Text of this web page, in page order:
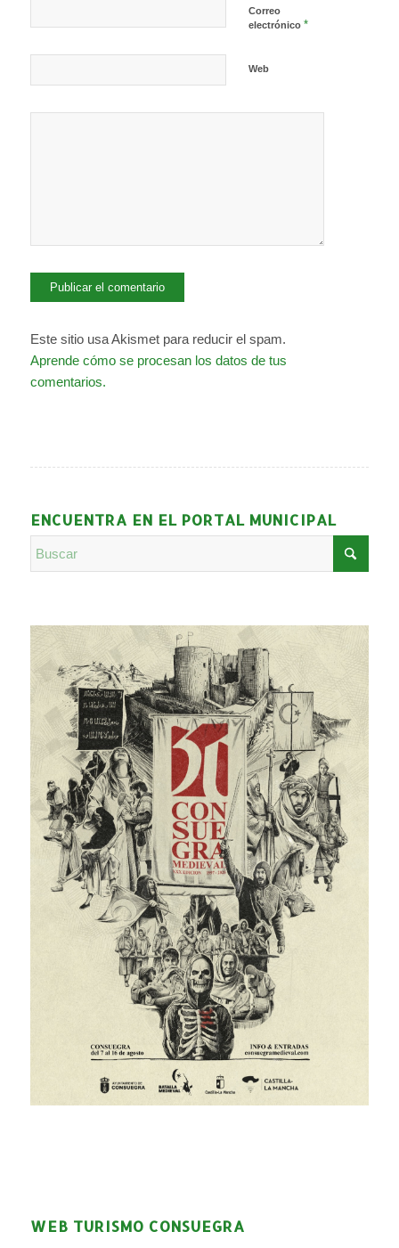
Correo
electrónico *
Web
Este sitio usa Akismet para reducir el spam.
Aprende cómo se procesan los datos de tus
comentarios.
ENCUENTRA EN EL PORTAL MUNICIPAL
WEB TURISMO CONSUEGRA